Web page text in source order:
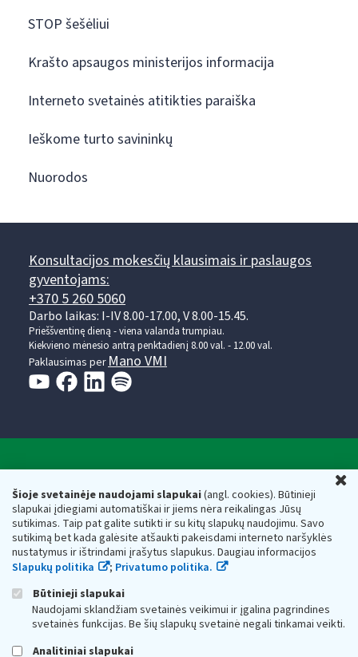
Šioje svetainėje naudojami slapukai(angl. cookies). Būtinieji
slapukai įdiegiami automatiškai ir jiems nėra reikalingas Jūsų
sutikimas. Taip pat galite sutikti ir su kitų slapukų naudojimu. Savo
sutikimą bet kada galėsite atšaukti pakeisdami interneto naršyklės
nustatymus ir ištrindami įrašytus slapukus. Daugiau informacijos
Slapukų politika
; Privatumo politika.
Būtinieji slapukai
Naudojami sklandžiam svetainės veikimui ir įgalina pagrindines
svetainės funkcijas. Be šių slapukų svetainė negali tinkamai veikti.
Analitiniai slapukai
STOP šešėliui
Krašto apsaugos ministerijos informacija
Interneto svetainės atitikties paraiška
Ieškome turto savininkų
Nuorodos
Konsultacijos mokesčių klausimais ir paslaugos
gyventojams:
+370 5 260 5060
Darbo laikas: I-IV 8.00-17.00, V 8.00-15.45.
Prieššventinę dieną - viena valanda trumpiau.
Kiekvieno mėnesio antrą penktadienį 8.00 val. - 12.00 val.
Paklausimas perMano VMI
Valstybinė mokesčių inspekcija prie Lietuvos
Respublikos finansų ministerijos
Biudžetinė įstaiga. Juridinio asmens kodas — 188659752,
adresas: Vasario 16-osios g. 14, 01107 Vilnius, Lietuva, el.paštas:
vmi@vmi.lt , E. pristatymo dėžutės adresas 188659752
Duomenys apie Valstybinę mokesčių inspekciją prie Lietuvos
Respublikos finansų ministerijos kaupiami ir saugomi Juridinių